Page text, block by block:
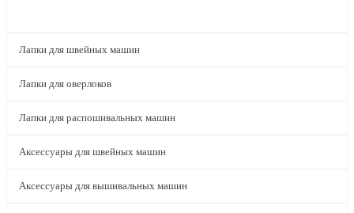
Лапки для швейных машин
Лапки для оверлоков
Лапки для распошивальных машин
Аксессуары для швейных машин
Аксессуары для вышивальных машин